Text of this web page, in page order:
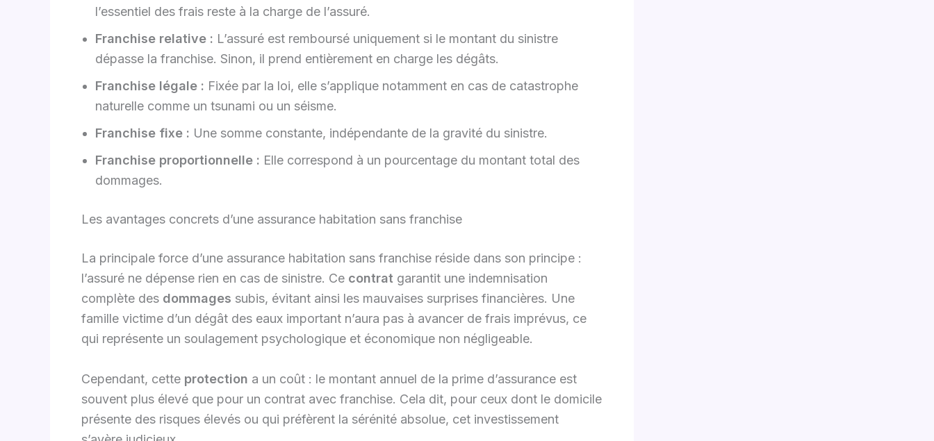
l’essentiel des frais reste à la charge de l’assuré.
Franchise relative : L’assuré est remboursé uniquement si le montant du sinistre
dépasse la franchise. Sinon, il prend entièrement en charge les dégâts.
Franchise légale : Fixée par la loi, elle s’applique notamment en cas de catastrophe
naturelle comme un tsunami ou un séisme.
Franchise fixe : Une somme constante, indépendante de la gravité du sinistre.
Franchise proportionnelle : Elle correspond à un pourcentage du montant total des
dommages.
Les avantages concrets d’une assurance habitation sans franchise
La principale force d’une assurance habitation sans franchise réside dans son principe :
l’assuré ne dépense rien en cas de sinistre. Ce contrat garantit une indemnisation
complète des dommages subis, évitant ainsi les mauvaises surprises financières. Une
famille victime d’un dégât des eaux important n’aura pas à avancer de frais imprévus, ce
qui représente un soulagement psychologique et économique non négligeable.
Cependant, cette protection a un coût : le montant annuel de la prime d’assurance est
souvent plus élevé que pour un contrat avec franchise. Cela dit, pour ceux dont le domicile
présente des risques élevés ou qui préfèrent la sérénité absolue, cet investissement